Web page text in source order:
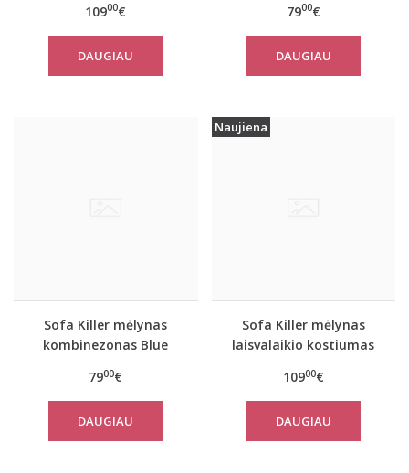
10900€
DAUGIAU
7900€
DAUGIAU
Sofa Killer mėlynas
kombinezonas Blue
7900€
DAUGIAU
Naujiena
Sofa Killer mėlynas
laisvalaikio kostiumas
10900€
DAUGIAU